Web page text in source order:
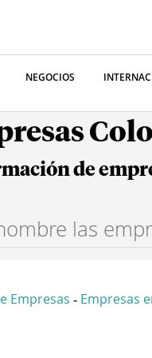
NEGOCIOS
de
Empresas - Empresas